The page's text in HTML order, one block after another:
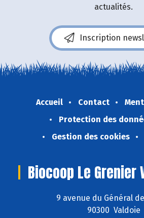
actualités.
Inscription
Accueil Contact
Protection des
Gestion des cookies
Biocoop Le Grenier
9 avenue du Général
90300 Valdoie